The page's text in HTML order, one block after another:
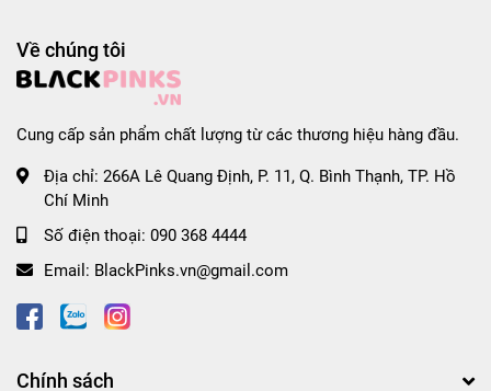
Về chúng tôi
Cung cấp sản phẩm chất lượng từ các thương hiệu hàng đầu.
Địa chỉ: 266A Lê Quang Định, P. 11, Q. Bình Thạnh, TP. Hồ
Chí Minh
Số điện thoại: 090 368 4444
Email: BlackPinks.vn@gmail.com
Chính sách